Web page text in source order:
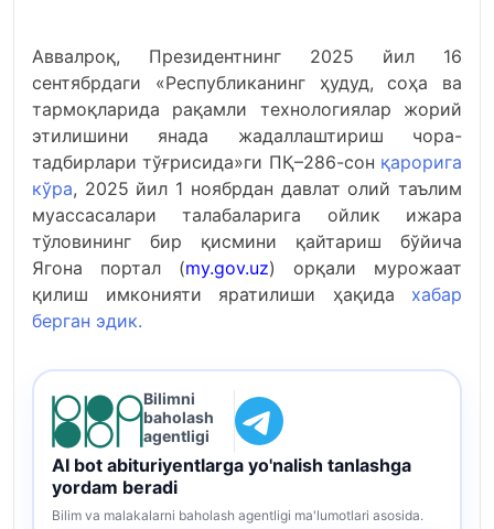
Аввалроқ, Президентнинг 2025 йил 16
сентябрдаги «Республиканинг ҳудуд, соҳа ва
тармоқларида рақамли технологиялар жорий
этилишини янада жадаллаштириш чора-
тадбирлари тўғрисида»ги ПҚ–286-сон қарорига
кўра, 2025 йил 1 ноябрдан давлат олий таълим
муассасалари талабаларига ойлик ижара
тўловининг бир қисмини қайтариш бўйича
Ягона портал (my.gov.uz) орқали мурожаат
қилиш имконияти яратилиши ҳақида хабар
берган эдик.
Bilimni
baholash
agentligi
AI bot abituriyentlarga yo'nalish tanlashga
yordam beradi
Bilim va malakalarni baholash agentligi ma'lumotlari asosida.